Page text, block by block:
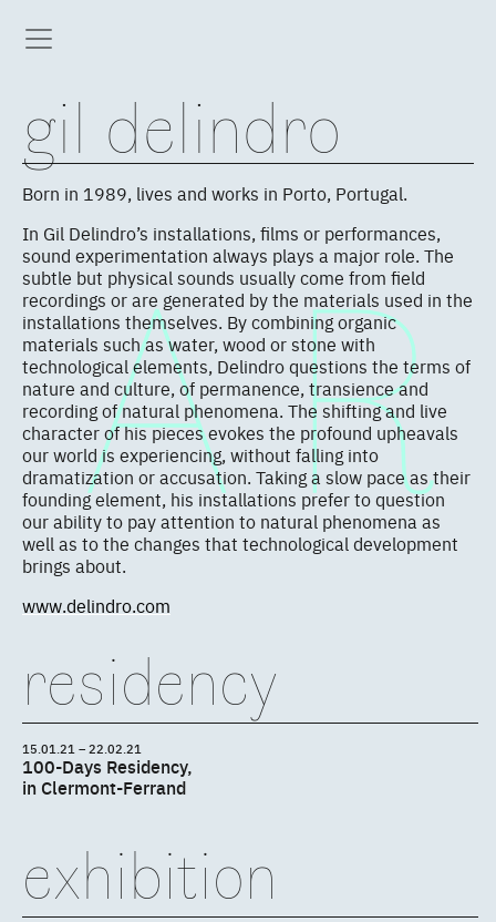
gil delindro
Born in 1989, lives and works in Porto, Portugal.
In Gil Delindro’s installations, films or performances,
sound experimentation always plays a major role. The
subtle but physical sounds usually come from field
recordings or are generated by the materials used in the
installations themselves. By combining organic
materials such as water, wood or stone with
technological elements, Delindro questions the terms of
nature and culture, of permanence, transience and
recording of natural phenomena. The shifting and live
character of his pieces evokes the profound upheavals
our world is experiencing, without falling into
dramatization or accusation. Taking a slow pace as their
founding element, his installations prefer to question
our ability to pay attention to natural phenomena as
well as to the changes that technological development
brings about.
www.delindro.com
residency
15.01.21 – 22.02.21
100-Days Residency,
in Clermont-Ferrand
exhibition